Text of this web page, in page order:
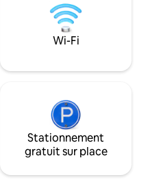
liste de
Wi-Fi
Stationnement
gratuit sur place